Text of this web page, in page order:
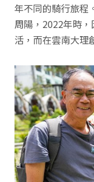
年不同的騎行旅程
周陽，2022年時
活，而在雲南大理